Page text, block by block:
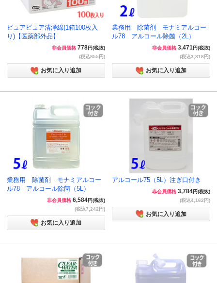
ピュアピュア清浄綿(1箱100枚入
り)【医薬部外品】
非会員価格 778円(税抜)
(税込855円)
お気に入り追加
業務用 除菌剤 モナミアルコー
ル78 アルコール除菌（2L）
非会員価格 3,471円(税抜)
(税込3,818円)
お気に入り追加
業務用 除菌剤 モナミアルコー
ル78 アルコール除菌（5L）
非会員価格 6,584円(税抜)
(税込7,242円)
お気に入り追加
アルコール75（5L）注ぎ口付き
非会員価格 3,784円(税抜)
(税込4,162円)
お気に入り追加